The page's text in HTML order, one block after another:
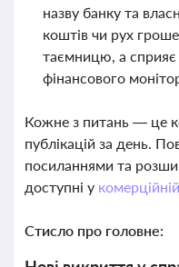
назву банку та
коштів чи рух
таємницю, а сприяє
фінансового
Кожне з питань — це
публікацій за день.
посиланнями та
доступні у
Стисло про головне: